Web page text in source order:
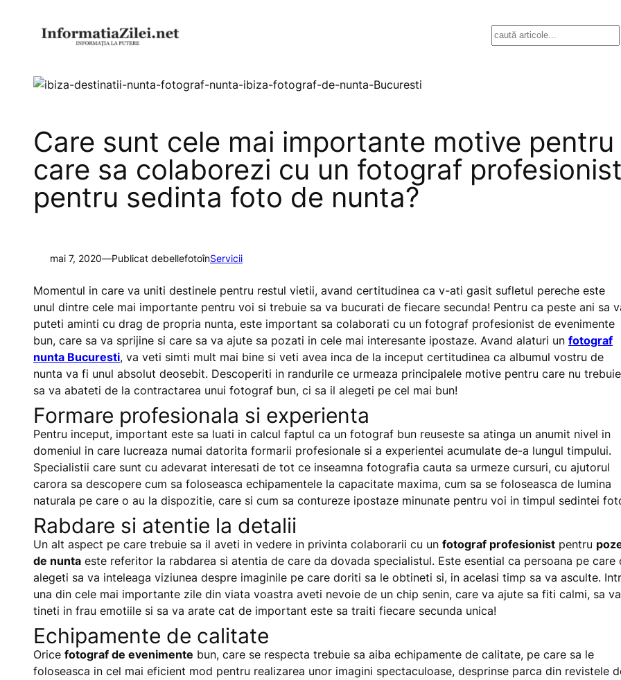
Search
Care sunt cele mai importante motive pentru
care sa colaborezi cu un fotograf
pentru sedinta foto de nunta?
mai 7, 2020—Publicat debellefotoînServicii
Momentul in care va uniti destinele pentru restul vietii, avand certitudinea ca v-ati gasit sufletul pereche este
unul dintre cele mai importante pentru voi si trebuie sa va bucurati de fiecare secunda! Pentru ca peste ani sa
puteti aminti cu drag de propria nunta, este important sa colaborati cu un fotograf profesionist de evenimente
bun, care sa va sprijine si care sa va ajute sa pozati in cele mai interesante ipostaze. Avand alaturi un fotograf
nunta Bucuresti, va veti simti mult mai bine si veti avea inca de la inceput certitudinea ca albumul vostru de
nunta va fi unul absolut deosebit. Descoperiti in randurile ce urmeaza principalele motive pentru care nu trebuie
sa va abateti de la contractarea unui fotograf bun, ci sa il alegeti pe cel mai bun!
Formare profesionala si experienta
Pentru inceput, important este sa luati in calcul faptul ca un fotograf bun reuseste sa atinga un anumit nivel in
domeniul in care lucreaza numai datorita formarii profesionale si a experientei acumulate de-a lungul timpului.
Specialistii care sunt cu adevarat interesati de tot ce inseamna fotografia cauta sa urmeze cursuri, cu ajutorul
carora sa descopere cum sa foloseasca echipamentele la capacitate maxima, cum sa se foloseasca de lumina
naturala pe care o au la dispozitie, care si cum sa contureze ipostaze minunate pentru voi in timpul sedintei
Rabdare si atentie la detalii
Un alt aspect pe care trebuie sa il aveti in vedere in privinta colaborarii cu un fotograf profesionist pentru
de nunta este referitor la rabdarea si atentia de care da dovada specialistul. Este esential ca persoana pe care
alegeti sa va inteleaga viziunea despre imaginile pe care doriti sa le obtineti si, in acelasi timp sa va asculte.
una din cele mai importante zile din viata voastra aveti nevoie de un chip senin, care va ajute sa fiti calmi, sa va
tineti in frau emotiile si sa va arate cat de important este sa traiti fiecare secunda unica!
Echipamente de calitate
Orice fotograf de evenimente bun, care se respecta trebuie sa aiba echipamente de calitate, pe care sa le
foloseasca in cel mai eficient mod pentru realizarea unor imagini spectaculoase, desprinse parca din revistele